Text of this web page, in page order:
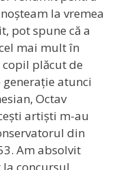
la vremea
pot spune că a
mai mult în
plăcut de
atunci
Octav
artiști m-au
din
Am absolvit